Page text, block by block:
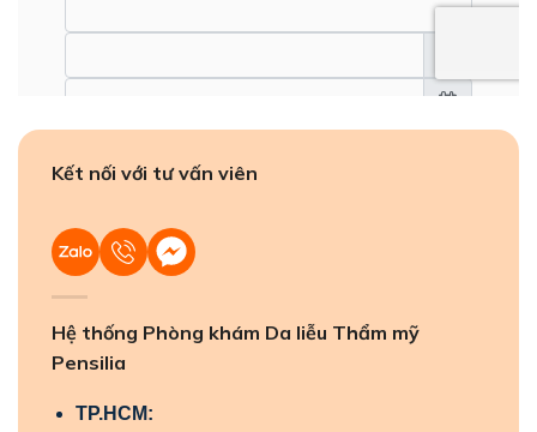
Kết nối với tư vấn viên
Hệ thống Phòng khám Da liễu Thẩm mỹ
Pensilia
TP.HCM: